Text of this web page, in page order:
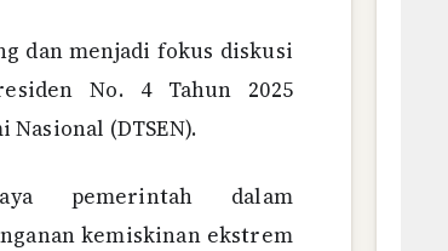
dan menjadi fokus diskusi
No. 4 Tahun 2025
(DTSEN).
pemerintah dalam
kemiskinan ekstrem